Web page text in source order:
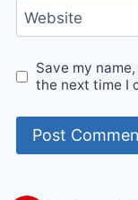
Website
Save my
the next time I